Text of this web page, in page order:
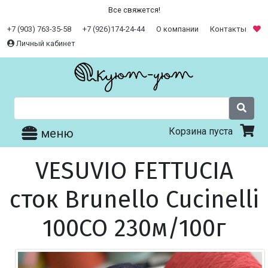
Все свяжется!
+7 (903) 763-35-58 +7 (926)174-24-44 О компании
Контакты
Личный кабинет
меню Корзина пуста
VESUVIO FETTUCIA
сток Brunello Cucinelli
100CO 230м/100г